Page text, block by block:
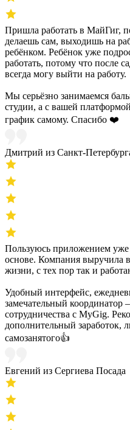
Пришла работать в МайГиг,
делаешь сам, выходишь на
ребёнком. Ребёнок уже
работать, потому что после
всегда могу выйти на работу.
Мы серьёзно занимаемся
студии, а с вашей
график самому. Спасибо ❤️
Дмитрий из Санкт-
Пользуюсь приложением уже
основе. Компания выручила
жизни, с тех пор так и
Удобный интерфейс,
замечательный координатор
сотрудничества с MyGig.
дополнительный заработок,
самозанятого👍
Евгений из Сергиева Посада